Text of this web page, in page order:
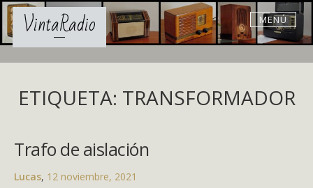
Skip
contentVintaRadio MENÚ
ETIQUETA: TRANSFORMADOR
Trafo de aislación
Lucas, 12 noviembre, 2021